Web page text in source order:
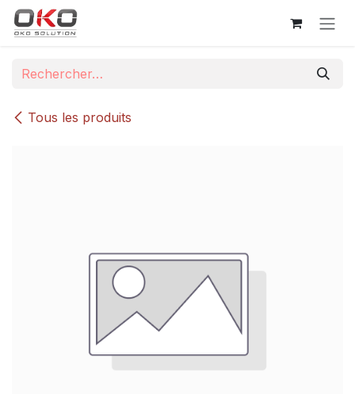
Se rendre au contenu
Tous les produits